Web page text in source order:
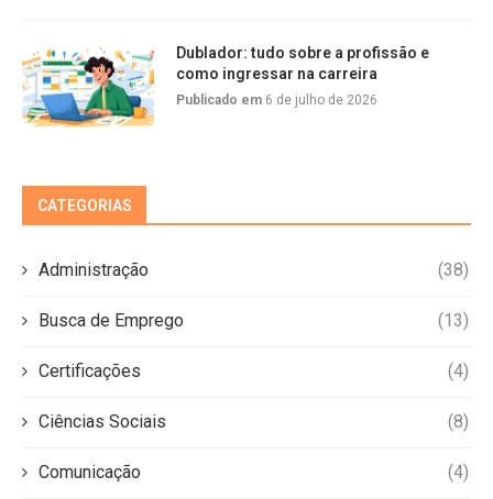
Dublador: tudo sobre a profissão e
como ingressar na carreira
Publicado em 6 de julho de 2026
CATEGORIAS
Administração (38)
Busca de Emprego (13)
Certificações (4)
Ciências Sociais (8)
Comunicação (4)